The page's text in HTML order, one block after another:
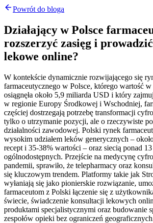
Powrót do bloga
Działający w Polsce
rozszerzyć zasięg i
lekowe online?
W kontekście dynamicznie rozwijającego się
farmaceutycznego w Polsce, którego wartość
osiągnęła około 5,9 miliarda USD i który
w regionie Europy Środkowej i Wschodniej,
częściej dostrzegają potrzebę transformacji
tylko o utrzymanie pozycji, ale o rzeczywiste
działalności zawodowej. Polski rynek
wysokim udziałem leków generycznych –
recept i 35-38% wartości – oraz siecią ponad
ogólnodostępnych. Przejście na medycynę
pandemii, sprawiło, że telepharmacy oraz
się kluczowym trendem. Platformy takie jak
wyłaniają się jako pionierskie rozwiązanie,
farmaceutom z Polski łączenie się z
świecie, świadczenie konsultacji lekowych
produktami specjalistycznymi oraz budowanie
zespołów opieki bez ograniczeń